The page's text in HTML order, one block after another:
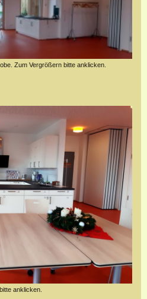
Zum Vergrößern bitte anklicken.
anklicken.